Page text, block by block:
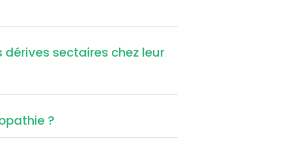
sectaires chez leur
?